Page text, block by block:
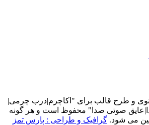
قالب برای "اکاچرم|درب چرمی|
صدا" محفوظ است و هر گونه
گرافیک و طراحی : پارس تمز